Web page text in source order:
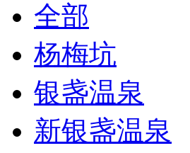
全部
杨梅坑
银盏温泉
新银盏温泉